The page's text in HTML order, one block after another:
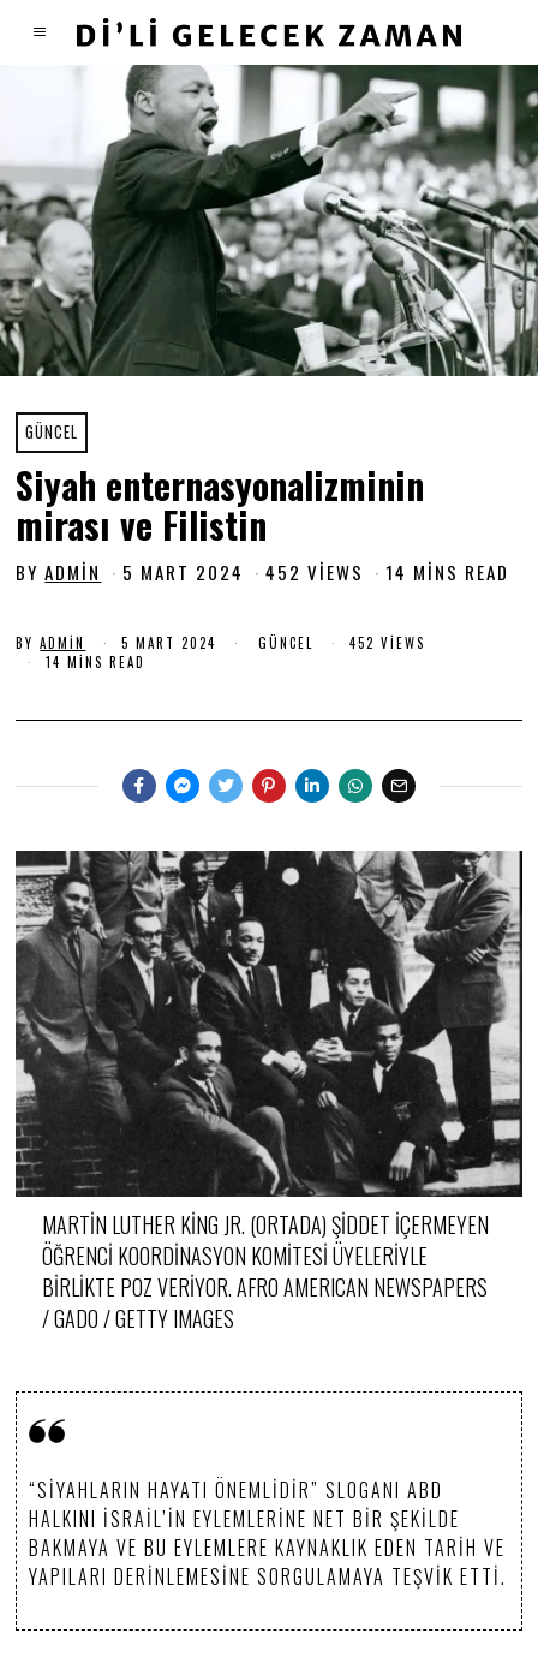
GÜNCEL
Siyah enternasyonalizminin
mirası ve Filistin
BYADMIN 5 MART 2024 5
0
4
452 VIEWS 14 MINS READ
BYADMIN 5 MART 2024
2
4
GÜNCEL
452 VIEWS
14 MINS READ
MARTIN LUTHER KING JR. (ORTADA) ŞIDDET İÇERMEYEN
ÖĞRENCI KOORDINASYON KOMITESI ÜYELERIYLE
BIRLIKTE POZ VERIYOR. AFRO AMERICAN NEWSPAPERS
/ GADO / GETTY IMAGES
“SIYAHLARIN HAYATI ÖNEMLIDIR” SLOGANI ABD
HALKINI İSRAIL’IN EYLEMLERINE NET BIR ŞEKILDE
BAKMAYA VE BU EYLEMLERE KAYNAKLIK EDEN TARIH VE
YAPILARI DERINLEMESINE SORGULAMAYA TEŞVIK ETTI.